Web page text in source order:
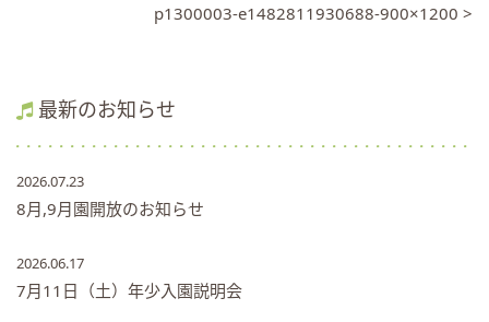
p1300003-e1482811930688-900×1200 >
最新のお知らせ
2026.07.23
8月,9月園開放のお知らせ
2026.06.17
7月11日（土）年少入園説明会